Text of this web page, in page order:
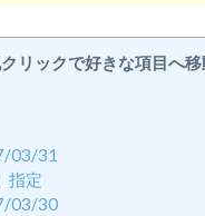
リックで好きな項目へ移
03/31
指定
03/30